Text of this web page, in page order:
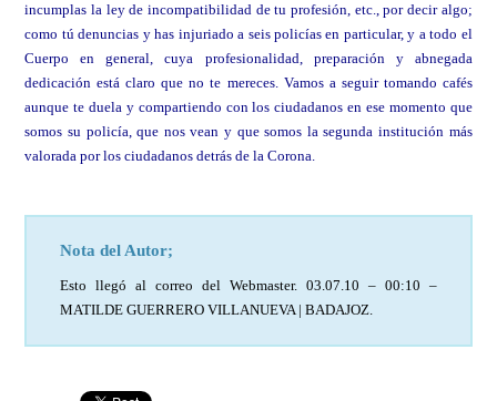
incumplas la ley de incompatibilidad de tu profesión, etc., por decir algo;
como tú denuncias y has injuriado a seis policías en particular, y a todo el
Cuerpo en general, cuya profesionalidad, preparación y abnegada
dedicación está claro que no te mereces. Vamos a seguir tomando cafés
aunque te duela y compartiendo con los ciudadanos en ese momento que
somos su policía, que nos vean y que somos la segunda institución más
valorada por los ciudadanos detrás de la Corona.
Nota del Autor;
Esto llegó al correo del Webmaster. 03.07.10 – 00:10 –
MATILDE GUERRERO VILLANUEVA | BADAJOZ.